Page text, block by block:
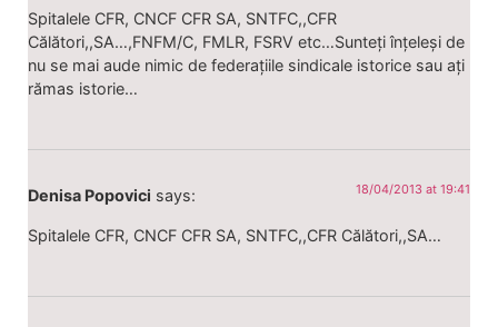
Spitalele CFR, CNCF CFR SA, SNTFC,,CFR
Călători,,SA…,FNFM/C, FMLR, FSRV etc…Sunteți înțeleși de
nu se mai aude nimic de federațiile sindicale istorice sau ați
rămas istorie…
Denisa Popovici says: 18/04/2013 at 19:41
Spitalele CFR, CNCF CFR SA, SNTFC,,CFR Călători,,SA…